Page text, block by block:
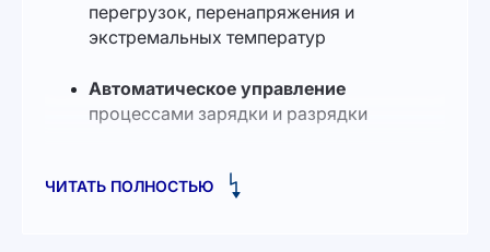
перегрузок, перенапряжения и
экстремальных температур
Автоматическое управление
процессами зарядки и разрядки
отдельными аккумуляторными блоками
ЧИТАТЬ ПОЛНОСТЬЮ